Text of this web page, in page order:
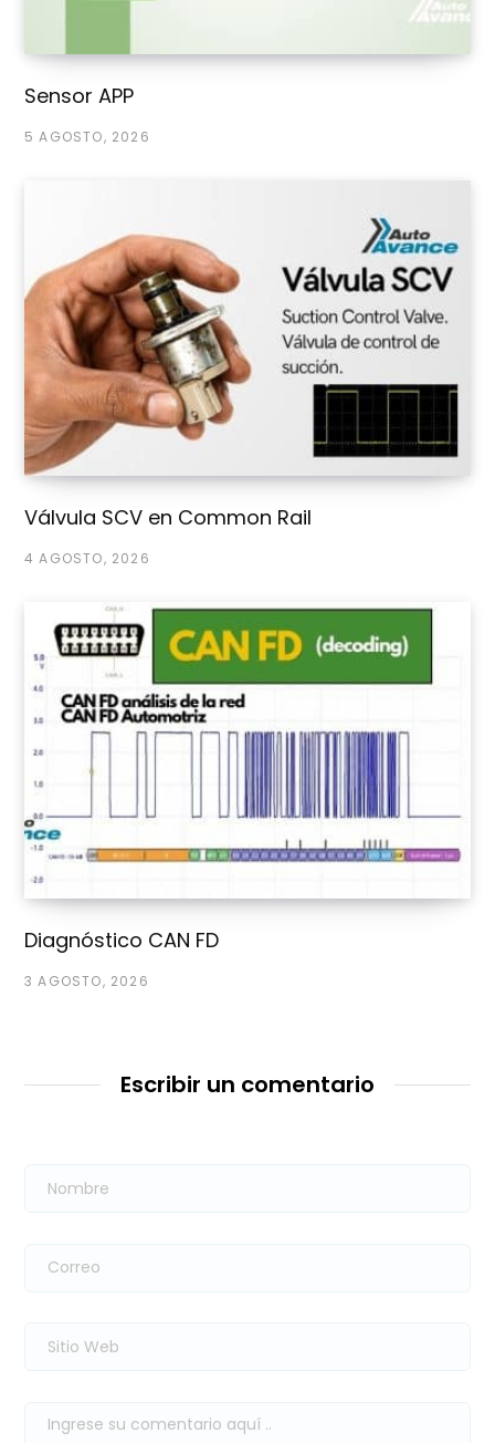
Sensor APP
5 AGOSTO, 2026
Válvula SCV en Common Rail
4 AGOSTO, 2026
Diagnóstico CAN FD
3 AGOSTO, 2026
Escribir un comentario